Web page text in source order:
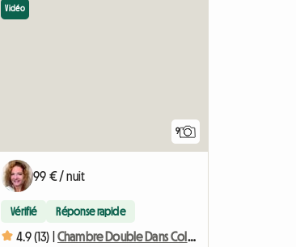
9
Vidéo
99 € / nuit
Vérifié Réponse rapide
4.9 (13) | Chambre Double Dans Colocation